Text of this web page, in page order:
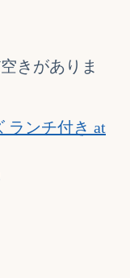
きがありま
ランチ付き at